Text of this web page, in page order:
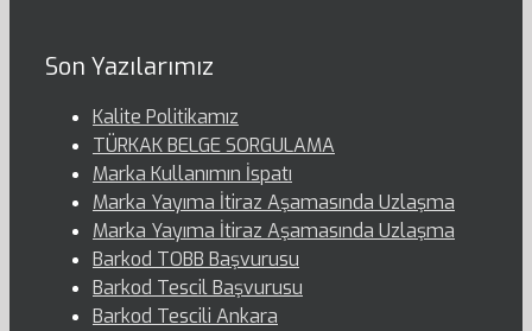
Son Yazılarımız
Kalite Politikamız
TÜRKAK BELGE SORGULAMA
Marka Kullanımın İspatı
Marka Yayıma İtiraz Aşamasında Uzlaşma
Marka Yayıma İtiraz Aşamasında Uzlaşma
Barkod TOBB Başvurusu
Barkod Tescil Başvurusu
Barkod Tescili Ankara